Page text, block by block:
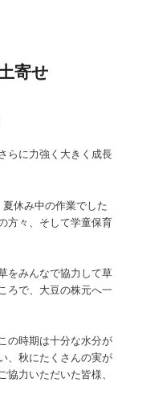
寄せ
らに力強く大きく成長
休み中の作業でした
方々、そして学童保育
をみんなで協力して草
ろで、大豆の株元へ一
の時期は十分な水分が
、秋にたくさんの実が
力いただいた皆様、